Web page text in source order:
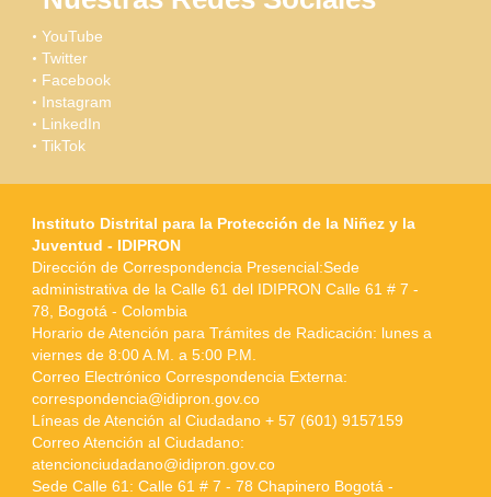
YouTube
Twitter
Facebook
Instagram
LinkedIn
TikTok
Instituto Distrital para la Protección de la Niñez y la
Juventud - IDIPRON
Dirección de Correspondencia Presencial:Sede
administrativa de la Calle 61 del IDIPRON Calle 61 # 7 -
78, Bogotá - Colombia
Horario de Atención para Trámites de Radicación: lunes a
viernes de 8:00 A.M. a 5:00 P.M.
Correo Electrónico Correspondencia Externa:
correspondencia@idipron.gov.co
Líneas de Atención al Ciudadano + 57 (601) 9157159
Correo Atención al Ciudadano:
atencionciudadano@idipron.gov.co
Sede Calle 61: Calle 61 # 7 - 78 Chapinero Bogotá -